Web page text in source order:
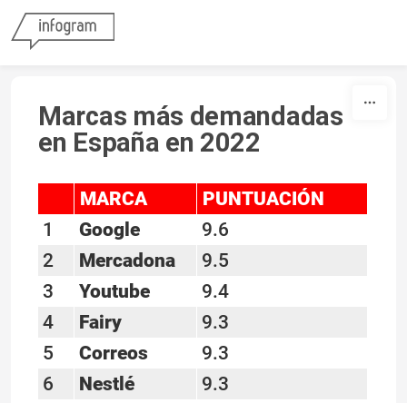
Marcas más demandadas
en España en 2022
sort
MARCA
PUNTUACIÓN
1
Google
9.6
2
Mercadona
9.5
3
Youtube
9.4
4
Fairy
9.3
5
Correos
9.3
6
Nestlé
9.3